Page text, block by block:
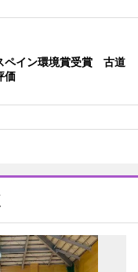
ペイン環境賞受賞 古道
価